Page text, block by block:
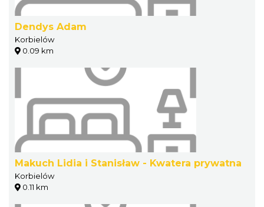
Dendys Adam
Korbielów
0.09 km
Makuch Lidia i Stanisław - Kwatera prywatna
Korbielów
0.11 km